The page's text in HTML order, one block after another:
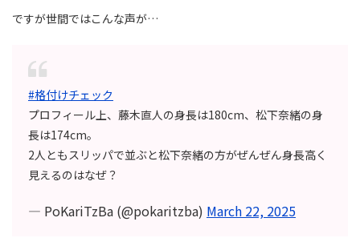
ですが世間ではこんな声が…
#格付けチェック
プロフィール上、藤木直人の身長は180cm、松下奈緒の身
長は174cm。
2人ともスリッパで並ぶと松下奈緒の方がぜんぜん身長高く
見えるのはなぜ？
— PoKariTzBa (@pokaritzba) March 22, 2025